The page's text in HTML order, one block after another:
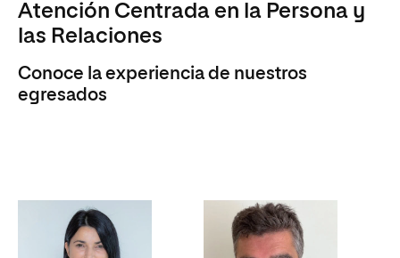
Atención Centrada en la Persona y
las Relaciones
Conoce la experiencia de nuestros
egresados